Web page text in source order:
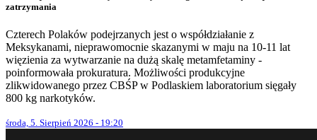
zatrzymania
Czterech Polaków podejrzanych jest o współdziałanie z
Meksykanami, nieprawomocnie skazanymi w maju na 10-11 lat
więzienia za wytwarzanie na dużą skalę metamfetaminy -
poinformowała prokuratura. Możliwości produkcyjne
zlikwidowanego przez CBŚP w Podlaskiem laboratorium sięgały
800 kg narkotyków.
środa, 5. Sierpień 2026 - 19:20